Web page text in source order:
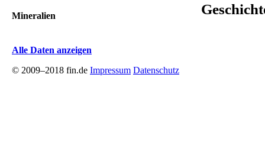
Mineralien
Alle Daten anzeigen
© 2009–2018 fin.de Impressum Datenschutz